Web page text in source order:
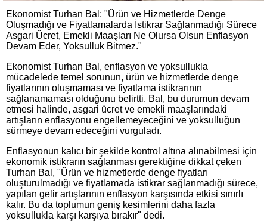
Ekonomist Turhan Bal: "Ürün ve Hizmetlerde Denge
Oluşmadığı ve Fiyatlamalarda İstikrar Sağlanmadığı Sürece
Asgari Ücret, Emekli Maaşları Ne Olursa Olsun Enflasyon
Devam Eder, Yoksulluk Bitmez."
Ekonomist Turhan Bal, enflasyon ve yoksullukla
mücadelede temel sorunun, ürün ve hizmetlerde denge
fiyatlarının oluşmaması ve fiyatlama istikrarının
sağlanamaması olduğunu belirtti. Bal, bu durumun devam
etmesi halinde, asgari ücret ve emekli maaşlarındaki
artışların enflasyonu engellemeyeceğini ve yoksulluğun
sürmeye devam edeceğini vurguladı.
Enflasyonun kalıcı bir şekilde kontrol altına alınabilmesi için
ekonomik istikrarın sağlanması gerektiğine dikkat çeken
Turhan Bal, "Ürün ve hizmetlerde denge fiyatları
oluşturulmadığı ve fiyatlamada istikrar sağlanmadığı sürece,
yapılan gelir artışlarının enflasyon karşısında etkisi sınırlı
kalır. Bu da toplumun geniş kesimlerini daha fazla
yoksullukla karşı karşıya bırakır" dedi.